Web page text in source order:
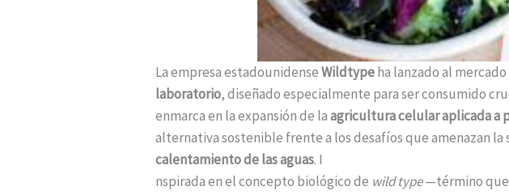
La empresa estadounidenseWildtypeha lanzado al
laboratorio, diseñado especialmente para ser consumido
enmarca en la expansión de laagricultura celular aplicada a
alternativa sostenible frente a los desafíos que amenazan la
calentamiento de las aguas. I
nspirada en el concepto biológico de wild type—término que